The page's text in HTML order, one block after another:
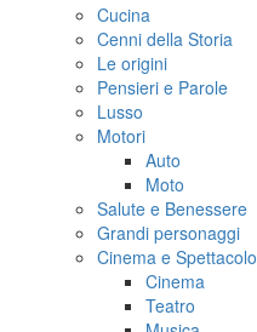
Cucina
Cenni della Storia
Le origini
Pensieri e Parole
Lusso
Motori
Auto
Moto
Salute e Benessere
Grandi personaggi
Cinema e Spettacolo
Cinema
Teatro